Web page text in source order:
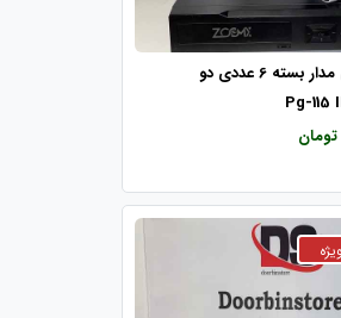
پکیج دوربین مدار بسته 6 عددی دو